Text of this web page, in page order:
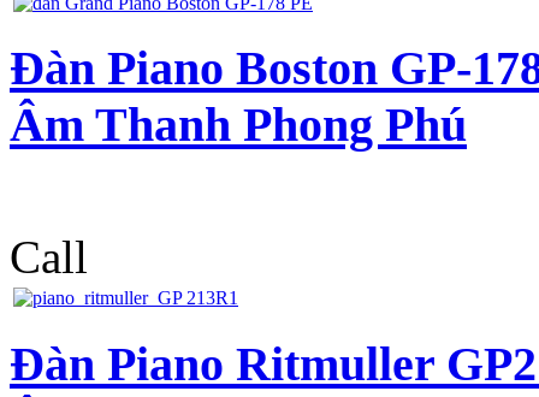
Đàn Piano Boston GP-
Âm Thanh Phong Phú
Call
Đàn Piano Ritmuller